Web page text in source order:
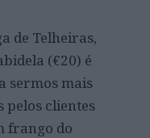
de Telheiras,
(€20) é
sermos mais
pelos clientes
frango do